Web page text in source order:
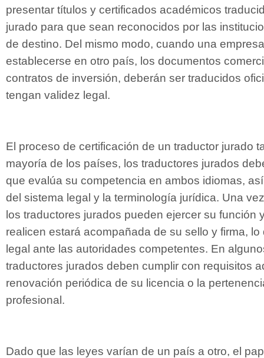
presentar títulos y certificados académicos
jurado para que sean reconocidos por las
de destino. Del mismo modo, cuando una
establecerse en otro país, los documentos
contratos de inversión, deberán ser traducidos
tengan validez legal.
El proceso de certificación de un traductor jurado
mayoría de los países, los traductores jurados
que evalúa su competencia en ambos idiomas,
del sistema legal y la terminología jurídica. Una
los traductores jurados pueden ejercer su función
realicen estará acompañada de su sello y firma,
legal ante las autoridades competentes. En
traductores jurados deben cumplir con requisitos
renovación periódica de su licencia o la
profesional.
Dado que las leyes varían de un país a otro, el